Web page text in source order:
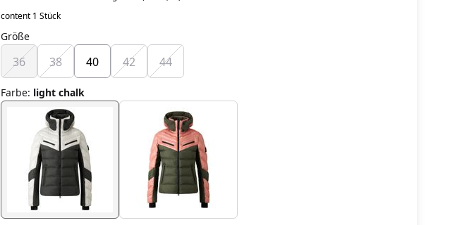
content 1 Stück
Größe
36 38 40 42 44
Farbe: light chalk